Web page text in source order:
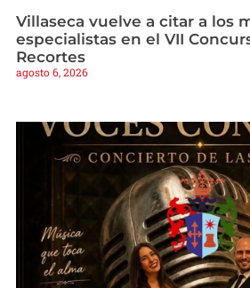
Villaseca vuelve a citar a los
especialistas en el VII
Recortes
agosto 6, 2026